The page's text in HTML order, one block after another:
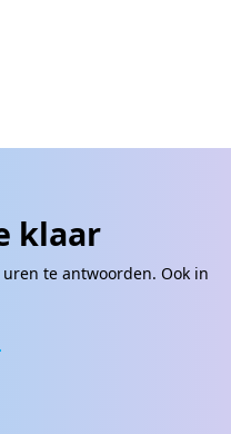
klaar
te antwoorden. Ook in